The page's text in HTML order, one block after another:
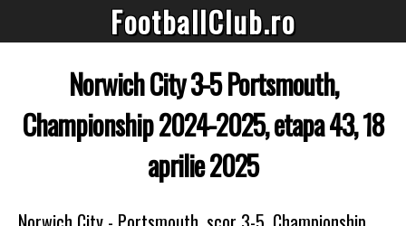
FootballClub.ro
Norwich City 3-5 Portsmouth,
Championship 2024-2025, etapa 43, 18
aprilie 2025